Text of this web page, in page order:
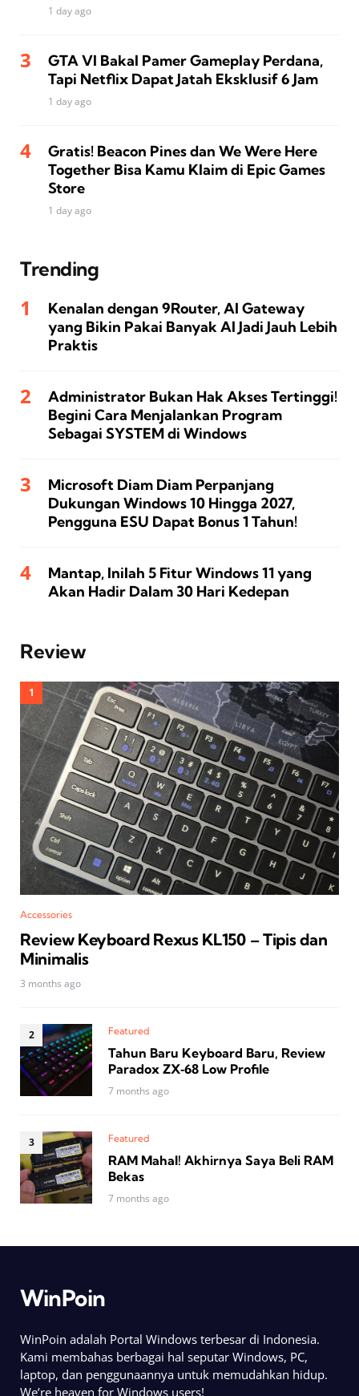
1 day ago
GTA VI Bakal Pamer Gameplay Perdana,
Tapi Netflix Dapat Jatah Eksklusif 6 Jam
1 day ago
Gratis! Beacon Pines dan We Were Here
Together Bisa Kamu Klaim di Epic Games
Store
1 day ago
Trending
Kenalan dengan 9Router, AI Gateway
yang Bikin Pakai Banyak AI Jadi Jauh Lebih
Praktis
Administrator Bukan Hak Akses Tertinggi!
Begini Cara Menjalankan Program
Sebagai SYSTEM di Windows
Microsoft Diam Diam Perpanjang
Dukungan Windows 10 Hingga 2027,
Pengguna ESU Dapat Bonus 1 Tahun!
Mantap, Inilah 5 Fitur Windows 11 yang
Akan Hadir Dalam 30 Hari Kedepan
Review
Accessories
Review Keyboard Rexus KL150 – Tipis dan
Minimalis
3 months ago
Featured
Tahun Baru Keyboard Baru, Review
Paradox ZX‑68 Low Profile
7 months ago
Featured
RAM Mahal! Akhirnya Saya Beli RAM
Bekas
7 months ago
WinPoin
WinPoin adalah Portal Windows terbesar di Indonesia.
Kami membahas berbagai hal seputar Windows, PC,
laptop, dan penggunaannya untuk memudahkan hidup.
We’re heaven for Windows users!